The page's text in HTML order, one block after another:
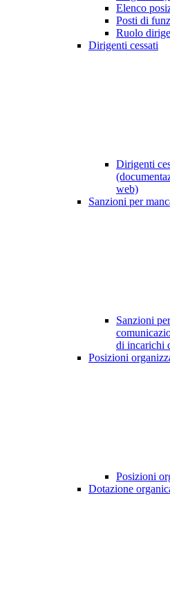
Elenco
Posti di
Ruolo
Dirigenti cessati
Dirigenti
web)
Sanzioni per
Sanzioni
di incarichi
Posizioni
Posizioni
Dotazione